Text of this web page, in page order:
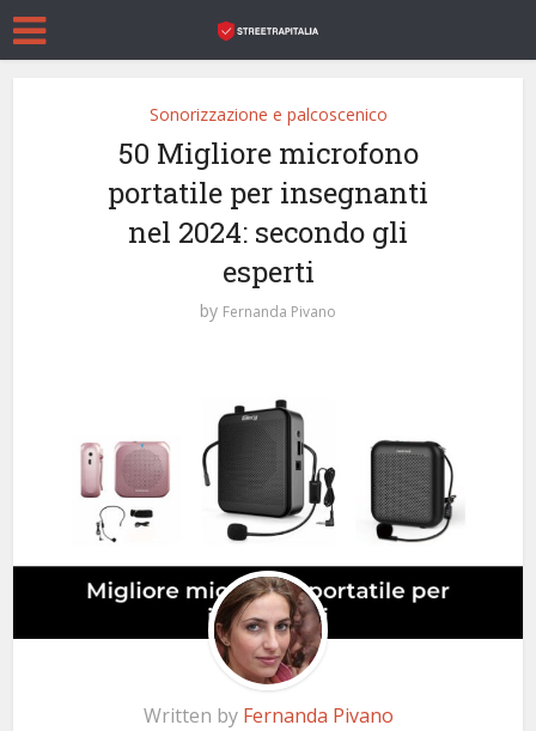
Sonorizzazione e palcoscenico
50 Migliore microfono
portatile per insegnanti
nel 2024: secondo gli
esperti
by Fernanda Pivano
Written by Fernanda Pivano